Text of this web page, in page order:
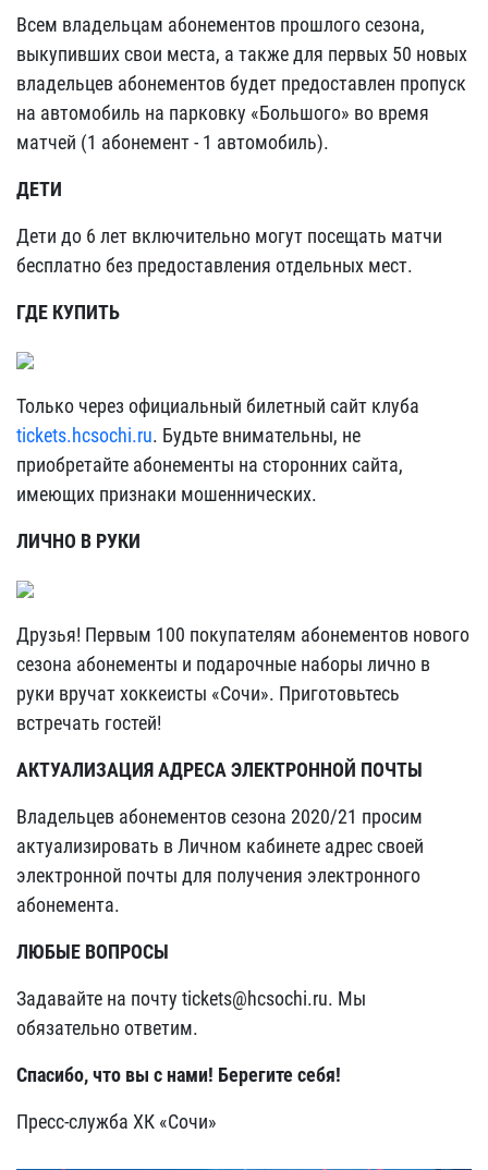
Всем владельцам абонементов прошлого сезона,
выкупивших свои места, а также для первых 50 новых
владельцев абонементов будет предоставлен пропуск
на автомобиль на парковку «Большого» во время
матчей (1 абонемент - 1 автомобиль).
ДЕТИ
Дети до 6 лет включительно могут посещать матчи
бесплатно без предоставления отдельных мест.
ГДЕ КУПИТЬ
Только через официальный билетный сайт клуба
tickets.hcsochi.ru. Будьте внимательны, не
приобретайте абонементы на сторонних сайта,
имеющих признаки мошеннических.
ЛИЧНО В РУКИ
Друзья! Первым 100 покупателям абонементов нового
сезона абонементы и подарочные наборы лично в
руки вручат хоккеисты «Сочи». Приготовьтесь
встречать гостей!
АКТУАЛИЗАЦИЯ АДРЕСА ЭЛЕКТРОННОЙ ПОЧТЫ
Владельцев абонементов сезона 2020/21 просим
актуализировать в Личном кабинете адрес своей
электронной почты для получения электронного
абонемента.
ЛЮБЫЕ ВОПРОСЫ
Задавайте на почту tickets@hcsochi.ru. Мы
обязательно ответим.
Спасибо, что вы с нами! Берегите себя!
Пресс-служба ХК «Сочи»